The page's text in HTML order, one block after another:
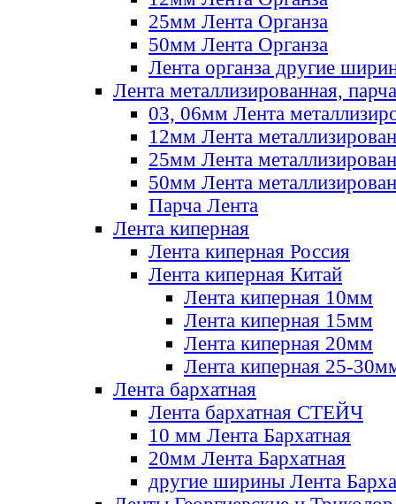
25мм Лента Органза
50мм Лента Органза
Лента органза другие
Лента металлизированная, парча
03, 06мм Лента
12мм Лента
25мм Лента
50мм Лента
Парча Лента
Лента киперная
Лента киперная Россия
Лента киперная Китай
Лента киперная 10мм
Лента киперная 15мм
Лента киперная 20мм
Лента киперная 25-
Лента бархатная
Лента бархатная СТЕЙЧ
10 мм Лента Бархатная
20мм Лента Бархатная
другие ширины Лента